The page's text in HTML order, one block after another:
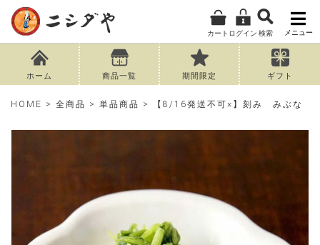
カート ログイン 検索 メニュー
ホーム 商品一覧 期間限定 ギフト
HOME 全商品 単品商品 【8/16発送不可×】刻み みぶな